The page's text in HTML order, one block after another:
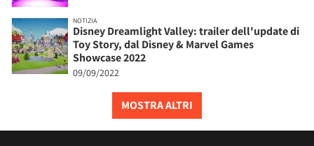
NOTIZIA
Disney Dreamlight Valley: trailer dell'update di
Toy Story, dal Disney & Marvel Games
Showcase 2022
09/09/2022
MOSTRA ALTRI